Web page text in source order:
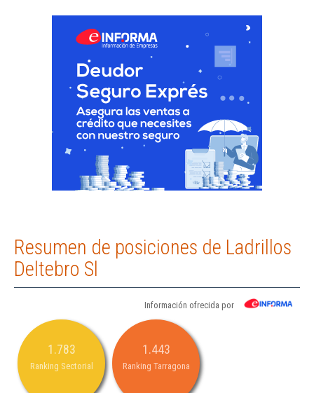
Resumen de posiciones de Ladrillos
Deltebro Sl
Información ofrecida por
1.783
Ranking Sectorial
1.443
Ranking Tarragona